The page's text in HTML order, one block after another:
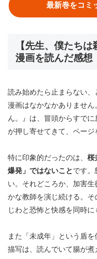
最新巻をコミ
【先生、僕たち
漫画を読んだ感想
読み始めたら止まらない
漫画はなかなかありませ
ん。』は、冒頭からすで
が押し寄せてきて、ページ
特に印象的だったのは、 桜
爆発」ではないことです。
い。それどころか、加害
かな教師を演じ続ける。
じわと恐怖と快感を同時に
また「未成年」という盾
描写は、読んでいて腸が